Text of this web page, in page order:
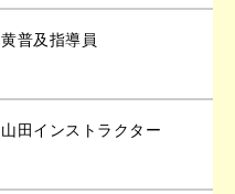
黄普及指導員
山田インストラクター